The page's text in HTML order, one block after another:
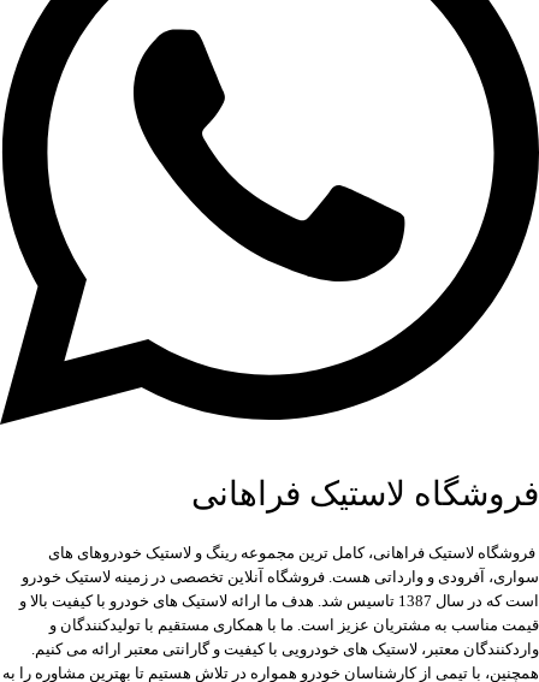
فروشگاه لاستیک فراهانی
فروشگاه لاستیک فراهانی، کامل ترین مجموعه رینگ و لاستیک خودروهای های
سواری، آفرودی و وارداتی هست. فروشگاه آنلاین تخصصی در زمینه لاستیک خودرو
است که در سال 1387 تاسیس شد. هدف ما ارائه لاستیک های خودرو با کیفیت بالا و
قیمت مناسب به مشتریان عزیز است. ما با همکاری مستقیم با تولیدکنندگان و
واردکنندگان معتبر، لاستیک های خودرویی با کیفیت و گارانتی معتبر ارائه می کنیم.
همچنین، با تیمی از کارشناسان خودرو همواره در تلاش هستیم تا بهترین مشاوره را به